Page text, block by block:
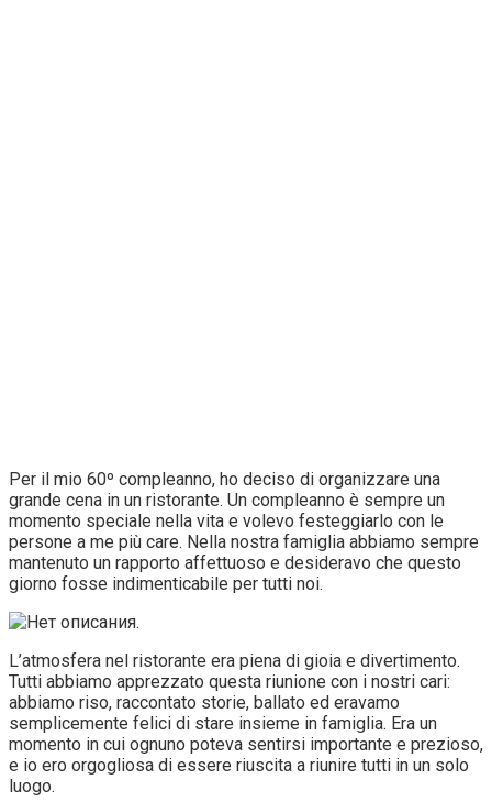
Per il mio 60º compleanno, ho deciso di organizzare una
grande cena in un ristorante. Un compleanno è sempre un
momento speciale nella vita e volevo festeggiarlo con le
persone a me più care. Nella nostra famiglia abbiamo sempre
mantenuto un rapporto affettuoso e desideravo che questo
giorno fosse indimenticabile per tutti noi.
L’atmosfera nel ristorante era piena di gioia e divertimento.
Tutti abbiamo apprezzato questa riunione con i nostri cari:
abbiamo riso, raccontato storie, ballato ed eravamo
semplicemente felici di stare insieme in famiglia. Era un
momento in cui ognuno poteva sentirsi importante e prezioso,
e io ero orgogliosa di essere riuscita a riunire tutti in un solo
luogo.